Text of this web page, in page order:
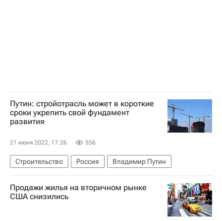
Путин: стройотрасль может в короткие
сроки укрепить свой фундамент
развития
21 июня 2022, 17:26 556
Строительство Россия Владимир Путин
Продажи жилья на вторичном рынке
США снизились